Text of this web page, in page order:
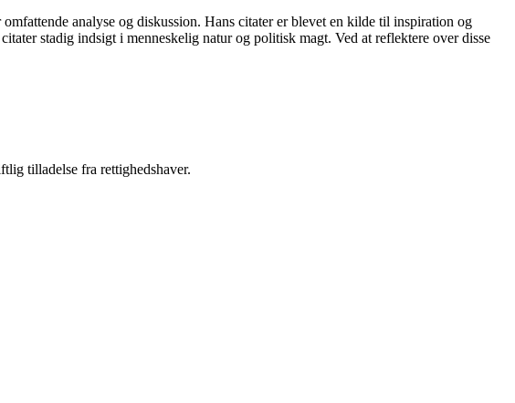
analyse og diskussion. Hans citater er blevet en kilde til inspiration og
stadig indsigt i menneskelig natur og politisk magt. Ved at reflektere over disse
tilladelse fra rettighedshaver.